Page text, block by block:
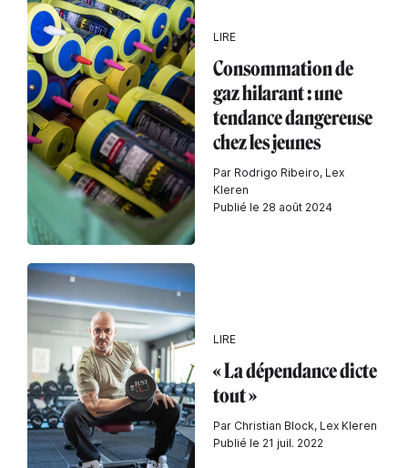
LIRE
Consommation de
gaz hilarant : une
tendance dangereuse
chez les jeunes
Par Rodrigo Ribeiro, Lex
Kleren
Publié le 28 août 2024
LIRE
« La dépendance dicte
tout »
Par Christian Block, Lex Kleren
Publié le 21 juil. 2022